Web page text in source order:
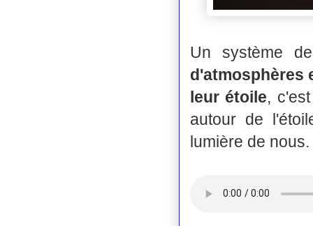
Un système
d'atmosphères
leur étoile,
autour de
lumière de